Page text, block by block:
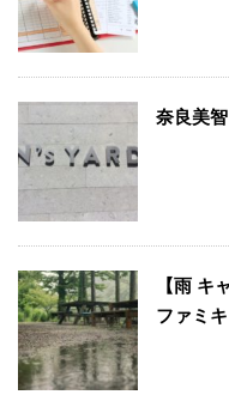
奈良美
【雨 キ
ファミ